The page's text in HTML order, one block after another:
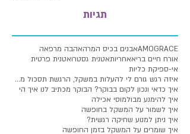
תגיות
AMOGRACEאבנים בכיס המרהאהבה מרפאה
אורח חיים בריאאחריותאטנית גסטרואטנית פרטית
אי-ספיקת כליות
איזה רגש גורם לי להעלות במשקל, הרגשת תסכול מעלייה
איך כדאי ונכון לקום בבוקר? הבוקר מכתיב לנו איך הי
איך להימנע מבולמוסי אכילה
איך לשמור על המשקל בחופשה
איך ניתן למנוע שחיקה רגשית?
איך שומרים על המשקל בזמן החופשה